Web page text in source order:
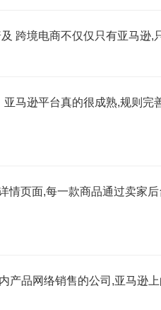
跨境电商不仅仅只有亚马逊,
马逊平台真的很成熟,规则
情页面,每一款商品通过卖家
产品网络销售的公司,亚马逊